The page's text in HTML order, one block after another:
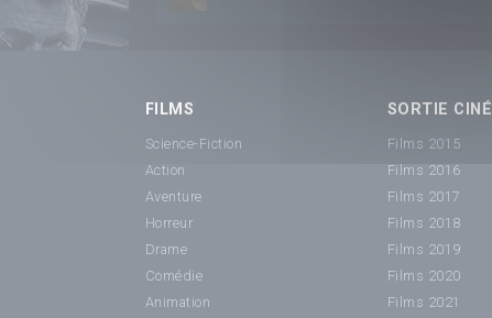
FILMS
Science-Fiction
Action
Aventure
Horreur
Drame
Comédie
Animation
SORTIE CINÉ
Films 2015
Films 2016
Films 2017
Films 2018
Films 2019
Films 2020
Films 2021